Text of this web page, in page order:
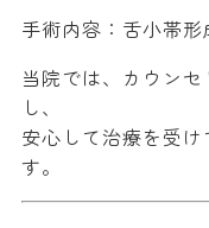
手術内容：舌小帯形
当院では、カウン
し、
安心して治療を受
す。